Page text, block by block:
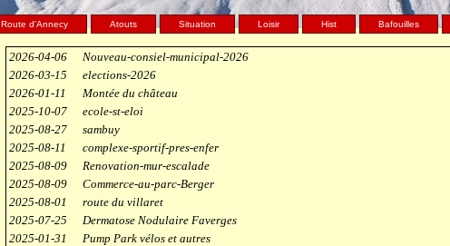
Route d'Annecy Atouts Situation Loisir Hist Bafouilles
2026-04-06
Nouveau-consiel-municipal-2026
2026-03-15
elections-2026
2026-01-11
Montée du château
2025-10-07
ecole-st-eloi
2025-08-27
sambuy
2025-08-11
complexe-sportif-pres-enfer
2025-08-09
Renovation-mur-escalade
2025-08-09
Commerce-au-parc-Berger
2025-08-01
route du villaret
2025-07-25
Dermatose Nodulaire Faverges
2025-01-31
Pump Park vélos et autres